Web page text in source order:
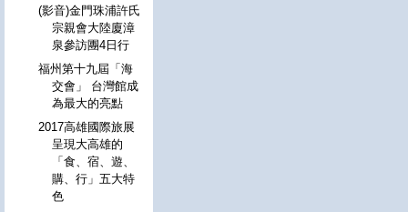
(影音)金門珠浦許氏
宗親會大陸廈漳
泉參訪團4日行
福州第十九屆「海
交會」 台灣館成
為最大的亮點
2017高雄國際旅展
呈現大高雄的
「食、宿、遊、
購、行」五大特
色